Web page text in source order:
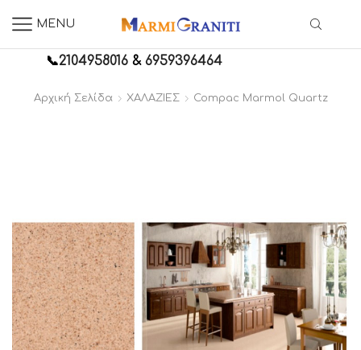
MENU
📞2104958016 &6959396464
Αρχική Σελίδα ΧΑΛΑΖΙΕΣ Compac Marmol Quartz